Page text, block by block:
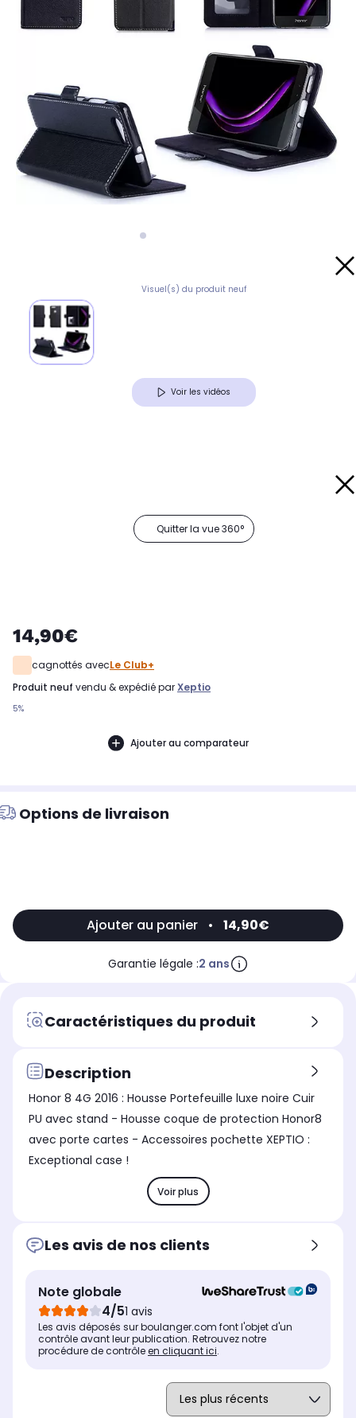
Visuel(s) du produit neuf
Voir les vidéos
Quitter la vue 360°
14,90€
cagnottés avecLe Club+
produit neuf vendu & expédié parXeptio
5%
Ajouter au comparateur
Options de livraison
Ajouter au panier • 14,90€
Garantie légale :2 ans
Caractéristiques du produit
Description
Honor 8 4G 2016 : Housse Portefeuille luxe noire Cuir
PU avec stand - Housse coque de protection Honor8
avec porte cartes - Accessoires pochette XEPTIO :
Exceptional case !
Voir plus
Les avis de nos clients
Note globale
4/51 avis
Les avis déposés sur boulanger.com font l'objet d'un
contrôle avant leur publication. Retrouvez notre
procédure de contrôleen cliquant ici.